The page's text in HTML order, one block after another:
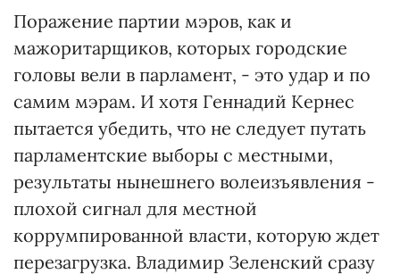
Поражение партии мэров, как и
мажоритарщиков, которых городские
головы вели в парламент, - это удар и по
самим мэрам. И хотя Геннадий Кернес
пытается убедить, что не следует путать
парламентские выборы с местными,
результаты нынешнего волеизъявления -
плохой сигнал для местной
коррумпированной власти, которую ждет
перезагрузка. Владимир Зеленский сразу